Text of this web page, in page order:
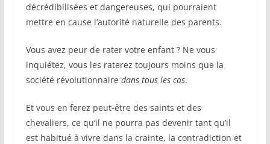
décrédibilisées et dangereuses, qui pourraient
mettre en cause l’autorité naturelle des parents.
Vous avez peur de rater votre enfant ? Ne vous
inquiétez, vous les raterez toujours moins que la
société révolutionnaire dans tous les cas.
Et vous en ferez peut-être des saints et des
chevaliers, ce qu’il ne pourra pas devenir tant qu’il
est habitué à vivre dans la crainte, la contradiction et